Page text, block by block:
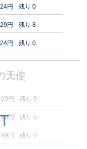
24円 残り 0
29円 残り 8
24円 残り 0
天使
円 残り 0
円 残り 0
円 残り 0